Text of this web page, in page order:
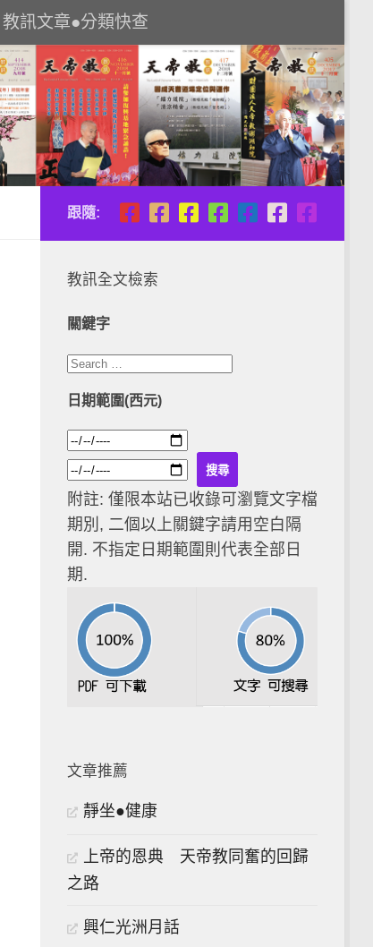
教訊文章●分類快查
跟隨:
教訊全文檢索
關鍵字
日期範圍(西元)
附註: 僅限本站已收錄可瀏覽文字檔
期別, 二個以上關鍵字請用空白隔
開. 不指定日期範圍則代表全部日
期.
文章推薦
靜坐●健康
上帝的恩典 天帝教同奮的回歸
之路
興仁光洲月話